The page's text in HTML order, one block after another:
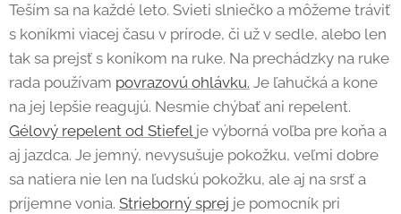
Teším sa na každé leto. Svieti slniečko a môžeme tráviť
s koníkmi viacej času v prírode, či už v sedle, alebo len
tak sa prejsť s koníkom na ruke. Na prechádzky na ruke
rada používam povrazovú ohlávku. Je ľahučká a kone
na jej lepšie reagujú. Nesmie chýbať ani repelent.
Gélový repelent od Stiefel je výborná voľba pre koňa a
aj jazdca. Je jemný, nevysušuje pokožku, veľmi dobre
sa natiera nie len na ľudskú pokožku, ale aj na srsť a
príjemne vonia. Strieborný sprej je pomocník pri